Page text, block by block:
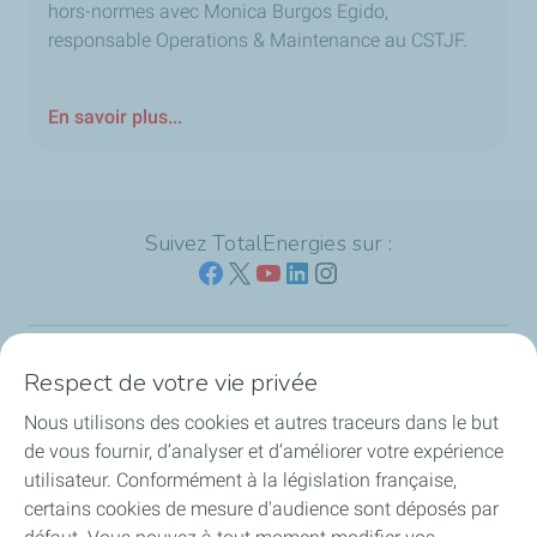
hors-normes avec Monica Burgos Egido,
responsable Operations & Maintenance au CSTJF.
En savoir plus...
Suivez TotalEnergies sur :
Nos sites
Notre engagement
Notre expertise
Respect de votre vie privée
Nous utilisons des cookies et autres traceurs dans le but
de vous fournir, d’analyser et d’améliorer votre expérience
utilisateur. Conformément à la législation française,
certains cookies de mesure d'audience sont déposés par